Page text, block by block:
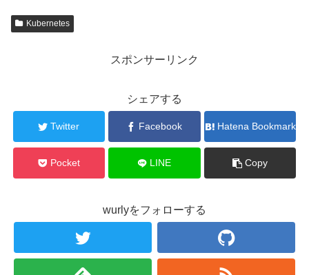
Kubernetes
スポンサーリンク
シェアする
Twitter Facebook Hatena Bookmark
Pocket LINE Copy
wurlyをフォローする